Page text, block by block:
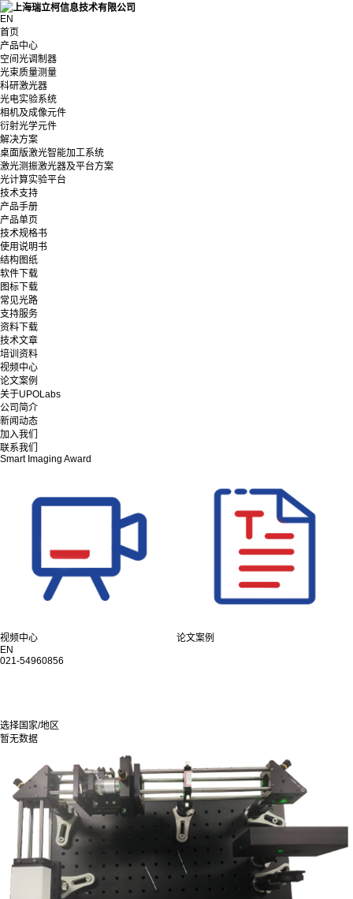
EN
首页
产品中心
空间光调制器
光束质量测量
科研激光器
光电实验系统
相机及成像元件
衍射光学元件
解决方案
桌面版激光智能加工系统
激光测振激光器及平台方案
光计算实验平台
技术支持
产品手册
产品单页
技术规格书
使用说明书
结构图纸
软件下载
图标下载
常见光路
支持服务
资料下载
技术文章
培训资料
视频中心
论文案例
关于UPOLabs
公司简介
新闻动态
加入我们
联系我们
Smart Imaging Award
视频中心
论文案例
EN
021-54960856
选择国家/地区
暂无数据